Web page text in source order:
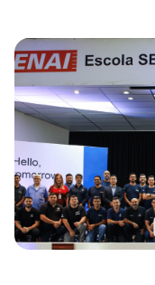
TEST DRIVE
WhatsApp